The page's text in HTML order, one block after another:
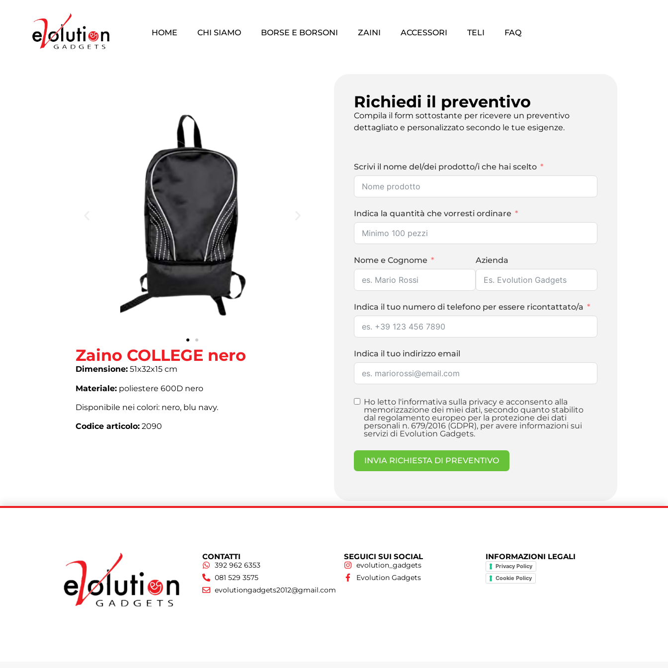
HOME CHI SIAMO BORSE E BORSONI ZAINI ACCESSORI TELI FAQ
Zaino COLLEGE nero
Dimensione: 51x32x15 cm
Materiale: poliestere 600D nero
Disponibile nei colori: nero, blu navy.
Codice articolo: 2090
Richiedi il preventivo
Compila il form sottostante per ricevere un preventivo
dettagliato e personalizzato secondo le tue esigenze.
Scrivi il nome del/dei prodotto/i che hai scelto
Indica la quantità che vorresti ordinare
Nome e Cognome Azienda
Indica il tuo numero di telefono per essere ricontattato/a
Indica il tuo indirizzo email
Ho letto l'informativa sulla privacy e acconsento alla
memorizzazione dei miei dati, secondo quanto stabilito
dal regolamento europeo per la protezione dei dati
personali n. 679/2016 (GDPR), per avere informazioni sui
servizi di Evolution Gadgets.
INVIA RICHIESTA DI PREVENTIVO
CONTATTI
392 962 6353
081 529 3575
evolutiongadgets2012@gmail.com
SEGUICI SUI SOCIAL
evolution_gadgets
Evolution Gadgets
INFORMAZIONI LEGALI
Privacy Policy
Cookie Policy